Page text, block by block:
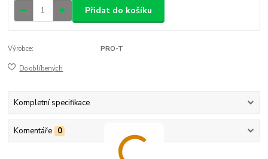
Přidat do košíku
Výrobce: PRO-T
Do oblíbených
Kompletní specifikace
Komentáře 0